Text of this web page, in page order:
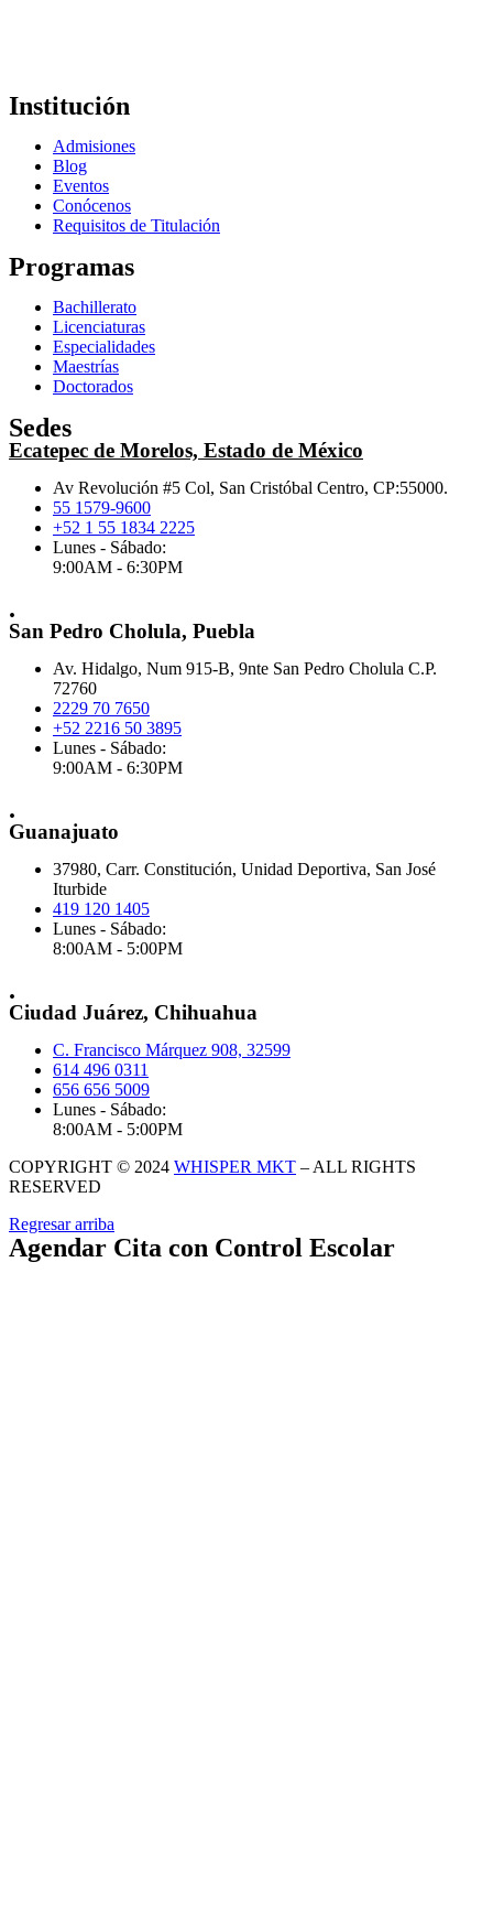
Institución
Admisiones
Blog
Eventos
Conócenos
Requisitos de Titulación
Programas
Bachillerato
Licenciaturas
Especialidades
Maestrías
Doctorados
Sedes
Ecatepec de Morelos, Estado de México
Av Revolución #5 Col, San Cristóbal Centro, CP:55000.
55 1579-9600
+52 1 55 1834 2225
Lunes - Sábado:
9:00AM - 6:30PM
.
San Pedro Cholula, Puebla
Av. Hidalgo, Num 915-B, 9nte San Pedro Cholula C.P.
72760
2229 70 7650
+52 2216 50 3895
Lunes - Sábado:
9:00AM - 6:30PM
.
Guanajuato
37980, Carr. Constitución, Unidad Deportiva, San José
Iturbide
419 120 1405
Lunes - Sábado:
8:00AM - 5:00PM
.
Ciudad Juárez, Chihuahua
C. Francisco Márquez 908, 32599
614 496 0311
656 656 5009
Lunes - Sábado:
8:00AM - 5:00PM
COPYRIGHT © 2024 WHISPER MKT – ALL RIGHTS
RESERVED
Regresar arriba
Agendar Cita con Control Escolar